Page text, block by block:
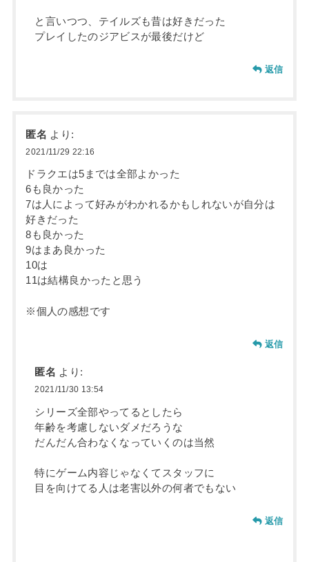
と言いつつ、テイルズも昔は好きだった
プレイしたのジアビスが最後だけど
返信
匿名 より:
2021/11/29 22:16
ドラクエは5までは全部よかった
6も良かった
7は人によって好みがわかれるかもしれないが自分は
好きだった
8も良かった
9はまあ良かった
10は
11は結構良かったと思う
※個人の感想です
返信
匿名 より:
2021/11/30 13:54
シリーズ全部やってるとしたら
年齢を考慮しないダメだろうな
だんだん合わなくなっていくのは当然
特にゲーム内容じゃなくてスタッフに
目を向けてる人は老害以外の何者でもない
返信